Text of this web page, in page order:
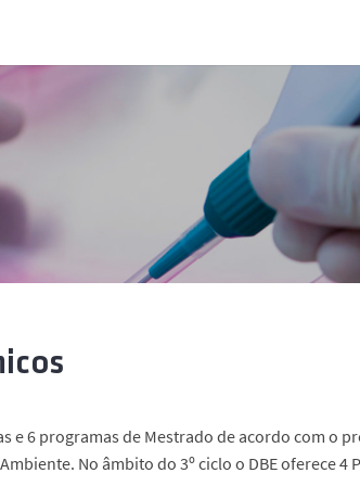
e 6 programas de Mestrado de acordo com o
No âmbito do 3º ciclo o DBE oferece 4